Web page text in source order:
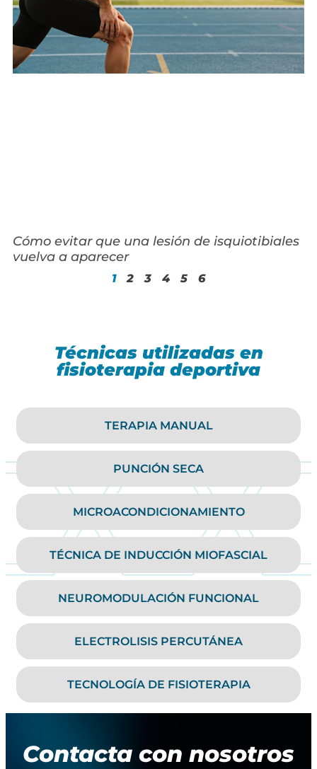
Cómo evitar que una lesión de isquiotibiales
vuelva a aparecer
1 2 3 4 5 6
Técnicas utilizadas en
fisioterapia deportiva
TERAPIA MANUAL
PUNCIÓN SECA
MICROACONDICIONAMIENTO
TÉCNICA DE INDUCCIÓN MIOFASCIAL
NEUROMODULACIÓN FUNCIONAL
ELECTROLISIS PERCUTÁNEA
TECNOLOGÍA DE FISIOTERAPIA
Contacta con nosotros